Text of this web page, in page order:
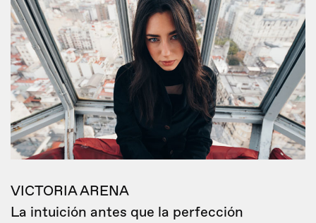
VICTORIA ARENA
La intuición antes que la perfección